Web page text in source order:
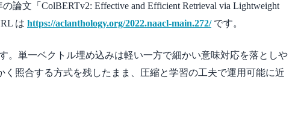
論文「ColBERTv2: Effective and Efficient Retrieval via Lightweight
は https://aclanthology.org/2022.naacl-main.272/です。
。単一ベクトル埋め込みは軽い一方で細かい意味対応を落としや
照合する方式を残したまま、圧縮と学習の工夫で運用可能に近